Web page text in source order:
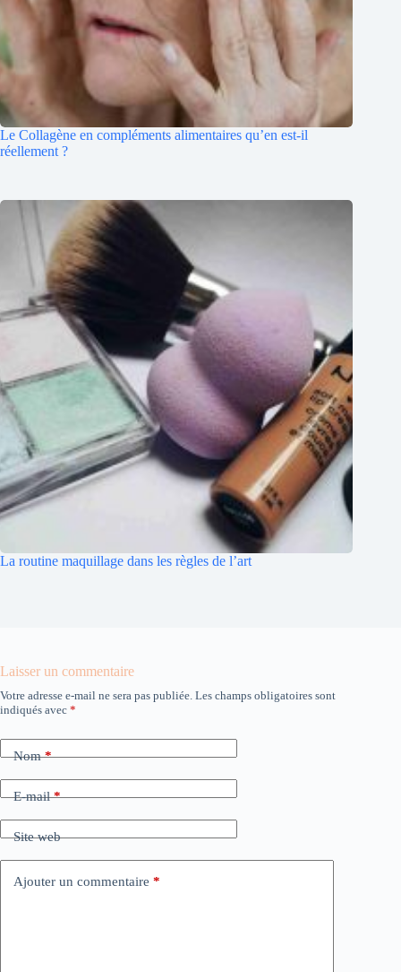
Le Collagène en compléments alimentaires qu’en est-il
réellement ?
La routine maquillage dans les règles de l’art
Laisser un commentaire
Votre adresse e-mail ne sera pas publiée. Les champs obligatoires sont
indiqués avec *
Nom*
E-mail*
Site web
Ajouter un commentaire *